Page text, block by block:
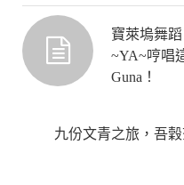
寶萊塢舞
~YA~哼唱
Guna！
九份文青之旅，吾